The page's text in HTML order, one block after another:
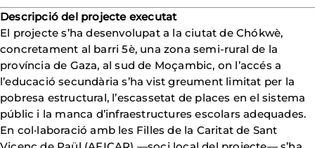
Descripció del projecte executat
El projecte s’ha desenvolupat a la ciutat de Chókwè,
concretament al barri 5è, una zona semi-rural de la
província de Gaza, al sud de Moçambic, on l’accés a
l’educació secundària s’ha vist greument limitat per la
pobresa estructural, l’escassetat de places en el sistema
públic i la manca d’infraestructures escolars adequades.
En col·laboració amb les Filles de la Caritat de Sant